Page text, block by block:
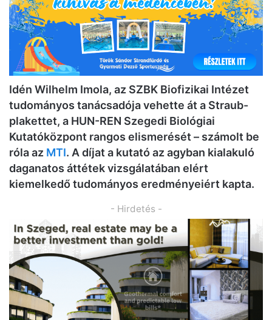
Idén Wilhelm Imola, az SZBK Biofizikai Intézet
tudományos tanácsadója vehette át a Straub-
plakettet, a HUN-REN Szegedi Biológiai
Kutatóközpont rangos elismerését – számolt be
róla az MTI. A díjat a kutató az agyban kialakuló
daganatos áttétek vizsgálatában elért
kiemelkedő tudományos eredményeiért kapta.
- Hirdetés -